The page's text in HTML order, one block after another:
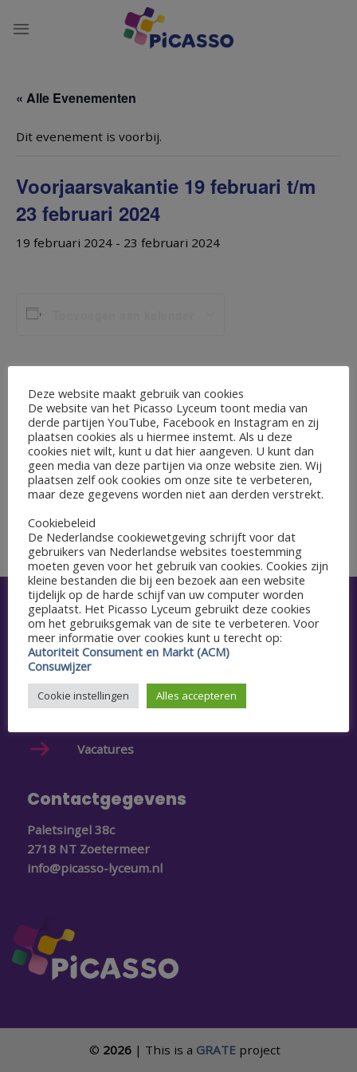
naar
« Alle Evenementen
Dit evenement is voorbij.
Voorjaarsvakantie 19 februari t/m
23 februari 2024
19 februari 2024 - 23 februari 2024
GEGEVENS
Begin:
19 februari 2024
Einde:
23 februari 2024
Schoolfeest Galaxy
Snel naar
Aanmelden
Agenda
Vacatures
Contactgegevens
Paletsingel 38c
2718 NT Zoetermeer
info@picasso-lyceum.nl
© 2026| This is a GRATEproject
Deze website maakt gebruik van cookies
De website van het Picasso Lyceum toont media van
derde partijen YouTube, Facebook en Instagram en zij
plaatsen cookies als u hiermee instemt. Als u deze
cookies niet wilt, kunt u dat hier aangeven. U kunt dan
geen media van deze partijen via onze website zien. Wij
plaatsen zelf ook cookies om onze site te verbeteren,
maar deze gegevens worden niet aan derden verstrekt.
Cookiebeleid
De Nederlandse cookiewetgeving schrijft voor dat
gebruikers van Nederlandse websites toestemming
moeten geven voor het gebruik van cookies. Cookies zijn
kleine bestanden die bij een bezoek aan een website
tijdelijk op de harde schijf van uw computer worden
geplaatst. Het Picasso Lyceum gebruikt deze cookies
om het gebruiksgemak van de site te verbeteren. Voor
meer informatie over cookies kunt u terecht op:
Autoriteit Consument en Markt (ACM)
Consuwijzer
Cookie instellingen Alles accepteren